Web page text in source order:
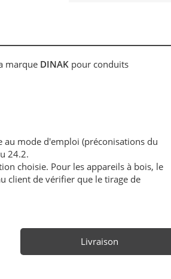
marque DINAK pour conduits
mode d'emploi (préconisations du
24.2.
choisie. Pour les appareils à bois, le
client de vérifier que le tirage de
Livraison